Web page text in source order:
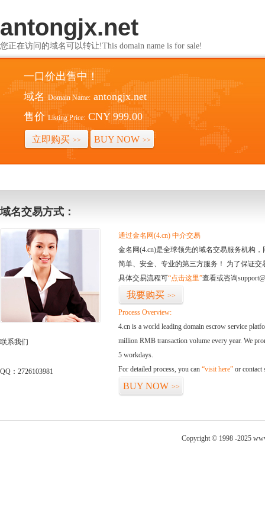
antongjx.net
您正在访问的域名可以转让!This domain name is for sale!
一口价出售中！
域名 Domain Name: antongjx.net
售价 Listing Price: CNY 999.00
立即购买 >> BUY NOW >>
域名交易方式：
联系我们
QQ：2726103981
通过金名网(4.cn) 中介交易
金名网(4.cn)是全球领先的域名交易服务机构
简单、安全、专业的第三方服务！ 为了保证
具体交易流程可“点击这里”查看或咨询
我要购买 >>
Process Overview:
4.cn is a world leading domain escrow service
million RMB transaction volume every year. We
5 workdays.
For detailed process, you can “visit here” or contact
BUY NOW >>
Copyright © 1998 -2025